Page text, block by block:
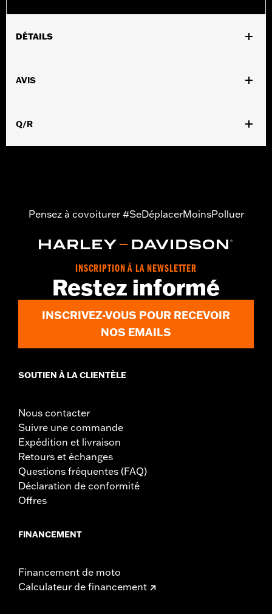
DÉTAILS
Caractéristiques fonctionnelles:
Imperméable à l’eau
ajustable
Poches
Origine:Importé
AVIS
Q/R
Pensez à covoiturer #SeDéplacerMoinsPolluer
INSCRIPTION À LA NEWSLETTER
Restez informé
INSCRIVEZ-VOUS POUR RECEVOIR
NOS EMAILS
SOUTIEN À LA CLIENTÈLE
Nous contacter
Suivre une commande
Expédition et livraison
Retours et échanges
Questions fréquentes (FAQ)
Déclaration de conformité
Offres
FINANCEMENT
Financement de moto
Calculateur de financement